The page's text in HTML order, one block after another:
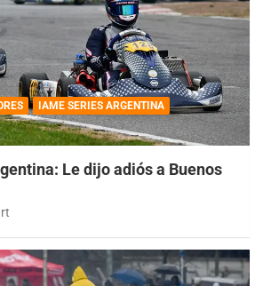
IAME SERIES ARGENTINA
Le dijo adiós a Buenos